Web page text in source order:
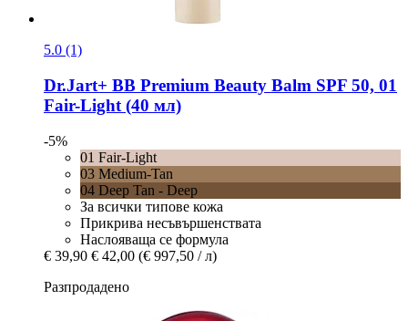
5.0 (1)
Dr.Jart+ BB Premium Beauty Balm SPF 50, 01
Fair-​Light (40 мл)
-5%
01 Fair-Light
03 Medium-Tan
04 Deep Tan - Deep
За всички типове кожа
Прикрива несъвършенствата
Наслояваща се формула
€ 39,90 € 42,00 (€ 997,50 / л)
Разпродадено